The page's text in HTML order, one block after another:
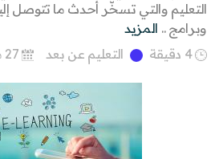
التعليم والتي تسخّر أحدث ما تتوصل
وبرامج .. المزيد
4 دقيقة
التعليم عن بعد 27 مارس 2013